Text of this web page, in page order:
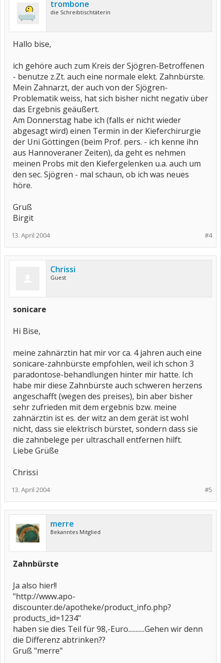
trombone
die Schreibtischtäterin
Hallo bise,
ich gehöre auch zum Kreis der Sjögren-Betroffenen
- benutze z.Zt. auch eine normale elekt. Zahnbürste.
Mein Zahnarzt, der auch von der Sjögren-
Problematik weiss, hat sich bisher nicht negativ über
das Ergebnis geäußert.
Am Donnerstag habe ich (falls er nicht wieder
abgesagt wird) einen Termin in der Kieferchirurgie
der Uni Göttingen (beim Prof. pers. - ich kenne ihn
aus Hannoveraner Zeiten), da geht es nehmen
meinen Probs mit den Kiefergelenken u.a. auch um
den sec. Sjögren - mal schaun, ob ich was neues
höre.
Gruß
Birgit
#4
13. April 2004
Chrissi
Guest
sonicare
Hi Bise,
meine zahnärztin hat mir vor ca. 4 jahren auch eine
sonicare-zahnbürste empfohlen, weil ich schon 3
paradontose-behandlungen hinter mir hatte. Ich
habe mir diese Zahnbürste auch schweren herzens
angeschafft (wegen des preises), bin aber bisher
sehr zufrieden mit dem ergebnis bzw. meine
zahnärztin ist es. der witz an dem gerät ist wohl
nicht, dass sie elektrisch bürstet, sondern dass sie
die zahnbelege per ultraschall entfernen hilft.
Liebe Grüße
Chrissi
#5
13. April 2004
merre
Bekanntes Mitglied
Zahnbürste
Ja also hier!!
"http://www.apo-
discounter.de/apotheke/product_info.php?
products_id=1234"
haben sie dies Teil für 98,-Euro...........Gehen wir denn
die Differenz abtrinken??
Gruß "merre"